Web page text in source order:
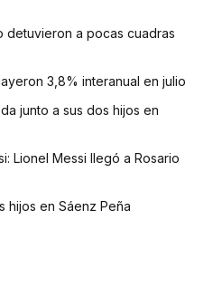
detuvieron a pocas cuadras
3,8% interanual en julio
junto a sus dos hijos en
Lionel Messi llegó a Rosario
hijos en Sáenz Peña